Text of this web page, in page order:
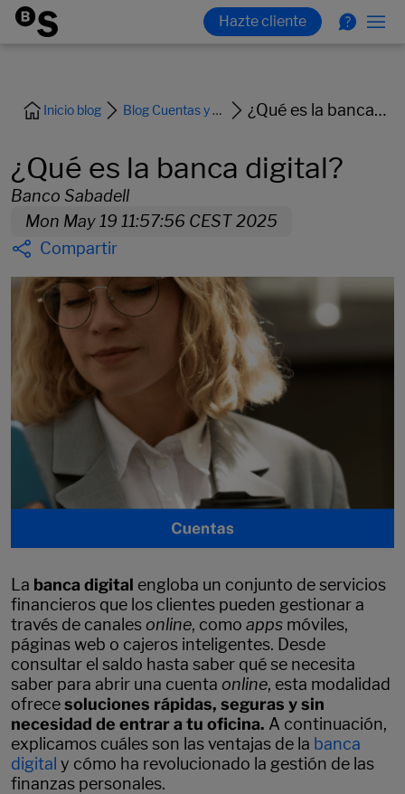
Inicio blog Blog Cuentas y Tarjetas ¿Qué es la banca digital?
¿Qué es la banca digital?
Banco Sabadell
Mon May 19 11:57:56 CEST 2025
Compartir
La banca digital engloba un conjunto de servicios
financieros que los clientes pueden gestionar a
través de canales online, como apps móviles,
páginas web o cajeros inteligentes. Desde
consultar el saldo hasta saber qué se necesita
saber para abrir una cuenta online, esta modalidad
ofrecesoluciones rápidas, seguras ysin
necesidad de entrar a tu oficina. A continuación,
explicamos cuáles son las ventajas de la banca
digital y cómo ha revolucionado la gestión de las
finanzas personales.